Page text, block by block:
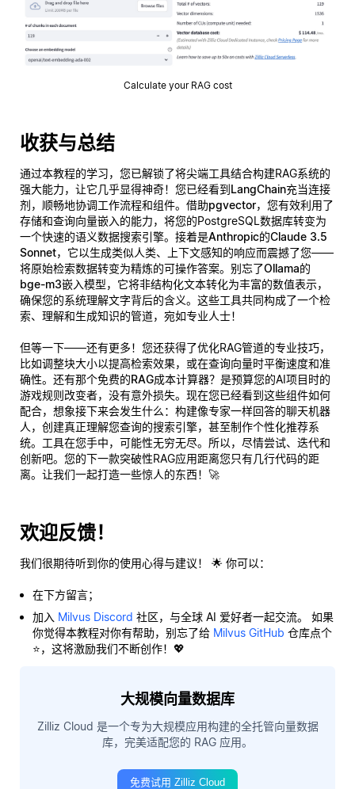
Calculate your RAG cost
收获与总结
通过本教程的学习，您已解锁了将尖端工具结合构建RAG系统的
强大能力，让它几乎显得神奇！您已经看到LangChain充当连接
剂，顺畅地协调工作流程和组件。借助pgvector，您有效利用了
存储和查询向量嵌入的能力，将您的PostgreSQL数据库转变为
一个快速的语义数据搜索引擎。接着是Anthropic的Claude 3.5
Sonnet，它以生成类似人类、上下文感知的响应而震撼了您——
将原始检索数据转变为精炼的可操作答案。别忘了Ollama的
bge-m3嵌入模型，它将非结构化文本转化为丰富的数值表示，
确保您的系统理解文字背后的含义。这些工具共同构成了一个检
索、理解和生成知识的管道，宛如专业人士！
但等一下——还有更多！您还获得了优化RAG管道的专业技巧，
比如调整块大小以提高检索效果，或在查询向量时平衡速度和准
确性。还有那个免费的RAG成本计算器？是预算您的AI项目时的
游戏规则改变者，没有意外损失。现在您已经看到这些组件如何
配合，想象接下来会发生什么：构建像专家一样回答的聊天机器
人，创建真正理解您查询的搜索引擎，甚至制作个性化推荐系
统。工具在您手中，可能性无穷无尽。所以，尽情尝试、迭代和
创新吧。您的下一款突破性RAG应用距离您只有几行代码的距
离。让我们一起打造一些惊人的东西！🚀
欢迎反馈！
我们很期待听到你的使用心得与建议！ 🌟 你可以：
在下方留言；
加入 Milvus Discord 社区，与全球 AI 爱好者一起交流。 如果
你觉得本教程对你有帮助，别忘了给 Milvus GitHub 仓库点个
⭐，这将激励我们不断创作！💖
大规模向量数据库
Zilliz Cloud 是一个专为大规模应用构建的全托管向量数据
库，完美适配您的 RAG 应用。
免费试用 Zilliz Cloud